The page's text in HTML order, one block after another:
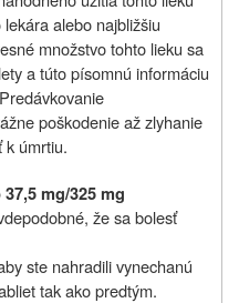
alebo najbližšiu
množstvo tohto lieku sa
a túto písomnú informáciu
poškodenie až zlyhanie
k úmrtiu.
mg/325 mg
že sa bolesť
ste nahradili vynechanú
tak ako predtým.